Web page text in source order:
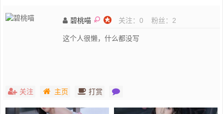
碧桃喵 关注： 0 粉丝： 2
这个人很懒，什么都没写
关注 主页 打赏